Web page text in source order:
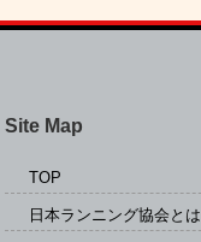
Site Map
TOP
日本ランニング協会とは